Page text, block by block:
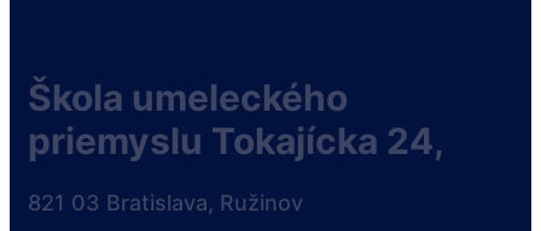
Škola umeleckého
priemyslu Tokajícka 24,
821 03 Bratislava, Ružinov